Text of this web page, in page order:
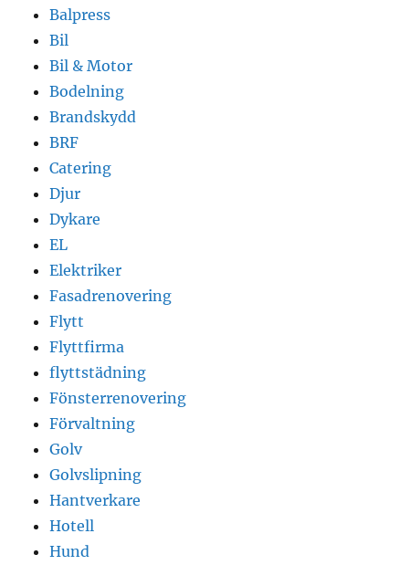
Balpress
Bil
Bil & Motor
Bodelning
Brandskydd
BRF
Catering
Djur
Dykare
EL
Elektriker
Fasadrenovering
Flytt
Flyttfirma
flyttstädning
Fönsterrenovering
Förvaltning
Golv
Golvslipning
Hantverkare
Hotell
Hund